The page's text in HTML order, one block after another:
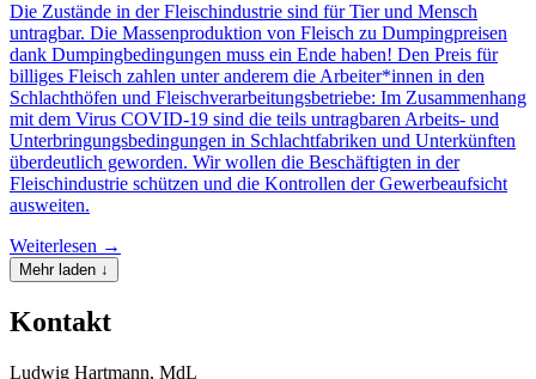
Die Zustände in der Fleischindustrie sind für Tier und Mensch
untragbar. Die Massenproduktion von Fleisch zu Dumpingpreisen
dank Dumpingbedingungen muss ein Ende haben! Den Preis für
billiges Fleisch zahlen unter anderem die Arbeiter*innen in den
Schlachthöfen und Fleischverarbeitungsbetriebe: Im Zusammenhang
mit dem Virus COVID-19 sind die teils untragbaren Arbeits- und
Unterbringungsbedingungen in Schlachtfabriken und Unterkünften
überdeutlich geworden. Wir wollen die Beschäftigten in der
Fleischindustrie schützen und die Kontrollen der Gewerbeaufsicht
ausweiten.
Weiterlesen →
Mehr laden ↓
Kontakt
Ludwig Hartmann, MdL